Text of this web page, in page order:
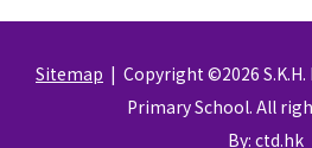
Sitemap | Copyright ©2026
Primary School. All
By: ctd.hk